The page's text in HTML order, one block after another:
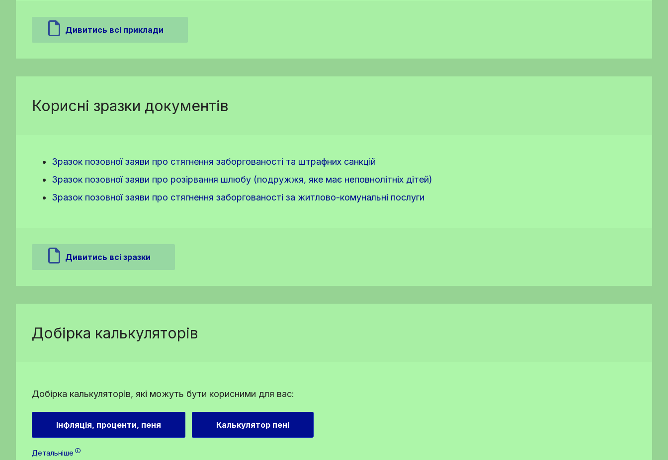
Дивитись всі приклади
Корисні зразки документів
Зразок позовної заяви про стягнення заборгованості та штрафних санкцій
Зразок позовної заяви про розірвання шлюбу (подружжя, яке має неповнолітніх дітей)
Зразок позовної заяви про стягнення заборгованості за житлово-комунальні послуги
Дивитись всі зразки
Добірка калькуляторів
Добірка калькуляторів, які можуть бути корисними для вас:
Інфляція, проценти, пеня Калькулятор пені
Детальніше